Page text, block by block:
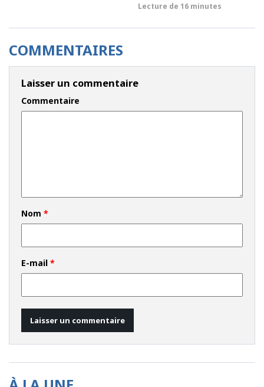
Lecture de 16 minutes
COMMENTAIRES
Laisser un commentaire
Commentaire
Nom *
E-mail *